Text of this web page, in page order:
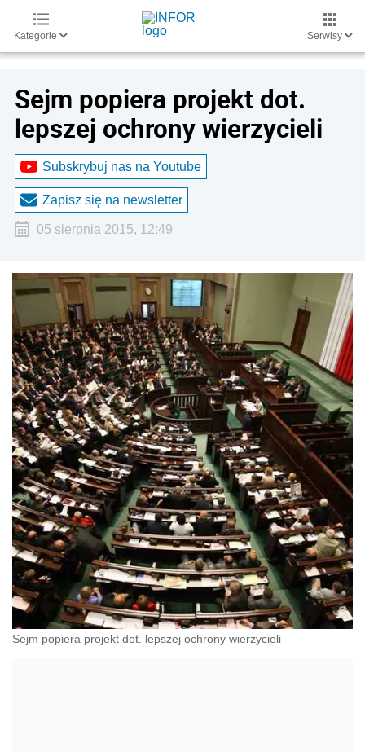
Kategorie Serwisy
Sejm popiera projekt dot.
lepszej ochrony wierzycieli
Subskrybuj nas na Youtube
Zapisz się na newsletter
05 sierpnia 2015, 12:49
Sejm popiera projekt dot. lepszej ochrony wierzycieli